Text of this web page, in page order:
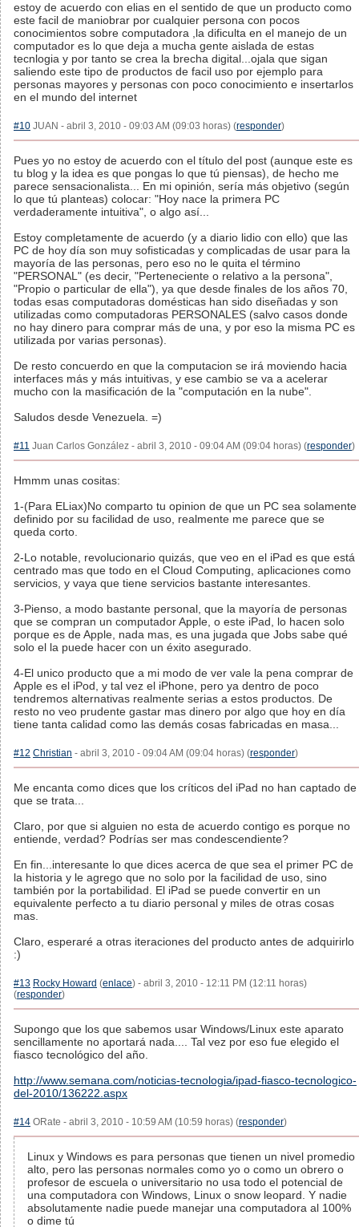
estoy de acuerdo con elias en el sentido de que un producto como
este facil de maniobrar por cualquier persona con pocos
conocimientos sobre computadora ,la dificulta en el manejo de un
computador es lo que deja a mucha gente aislada de estas
tecnlogia y por tanto se crea la brecha digital...ojala que sigan
saliendo este tipo de productos de facil uso por ejemplo para
personas mayores y personas con poco conocimiento e insertarlos
en el mundo del internet
#10 JUAN - abril 3, 2010 - 09:03 AM (09:03 horas) (responder)
Pues yo no estoy de acuerdo con el título del post (aunque este es
tu blog y la idea es que pongas lo que tú piensas), de hecho me
parece sensacionalista... En mi opinión, sería más objetivo (según
lo que tú planteas) colocar: "Hoy nace la primera PC
verdaderamente intuitiva", o algo así...
Estoy completamente de acuerdo (y a diario lidio con ello) que las
PC de hoy día son muy sofisticadas y complicadas de usar para la
mayoría de las personas, pero eso no le quita el término
"PERSONAL" (es decir, "Perteneciente o relativo a la persona",
"Propio o particular de ella"), ya que desde finales de los años 70,
todas esas computadoras domésticas han sido diseñadas y son
utilizadas como computadoras PERSONALES (salvo casos donde
no hay dinero para comprar más de una, y por eso la misma PC es
utilizada por varias personas).
De resto concuerdo en que la computacion se irá moviendo hacia
interfaces más y más intuitivas, y ese cambio se va a acelerar
mucho con la masificación de la "computación en la nube".
Saludos desde Venezuela. =)
#11 Juan Carlos González - abril 3, 2010 - 09:04 AM (09:04 horas) (responder)
Hmmm unas cositas:
1-(Para ELiax)No comparto tu opinion de que un PC sea solamente
definido por su facilidad de uso, realmente me parece que se
queda corto.
2-Lo notable, revolucionario quizás, que veo en el iPad es que está
centrado mas que todo en el Cloud Computing, aplicaciones como
servicios, y vaya que tiene servicios bastante interesantes.
3-Pienso, a modo bastante personal, que la mayoría de personas
que se compran un computador Apple, o este iPad, lo hacen solo
porque es de Apple, nada mas, es una jugada que Jobs sabe qué
solo el la puede hacer con un éxito asegurado.
4-El unico producto que a mi modo de ver vale la pena comprar de
Apple es el iPod, y tal vez el iPhone, pero ya dentro de poco
tendremos alternativas realmente serias a estos productos. De
resto no veo prudente gastar mas dinero por algo que hoy en día
tiene tanta calidad como las demás cosas fabricadas en masa...
#12 Christian - abril 3, 2010 - 09:04 AM (09:04 horas) (responder)
Me encanta como dices que los críticos del iPad no han captado de
que se trata...
Claro, por que si alguien no esta de acuerdo contigo es porque no
entiende, verdad? Podrías ser mas condescendiente?
En fin...interesante lo que dices acerca de que sea el primer PC de
la historia y le agrego que no solo por la facilidad de uso, sino
también por la portabilidad. El iPad se puede convertir en un
equivalente perfecto a tu diario personal y miles de otras cosas
mas.
Claro, esperaré a otras iteraciones del producto antes de adquirirlo
:)
#13 Rocky Howard (enlace) - abril 3, 2010 - 12:11 PM (12:11 horas)
(responder)
Supongo que los que sabemos usar Windows/Linux este aparato
sencillamente no aportará nada.... Tal vez por eso fue elegido el
fiasco tecnológico del año.
http://www.semana.com/noticias-tecnologia/ipad-fiasco-tecnologico-
del-2010/136222.aspx
#14 ORate - abril 3, 2010 - 10:59 AM (10:59 horas) (responder)
Linux y Windows es para personas que tienen un nivel promedio
alto, pero las personas normales como yo o como un obrero o
profesor de escuela o universitario no usa todo el potencial de
una computadora con Windows, Linux o snow leopard. Y nadie
absolutamente nadie puede manejar una computadora al 100%
o dime tú